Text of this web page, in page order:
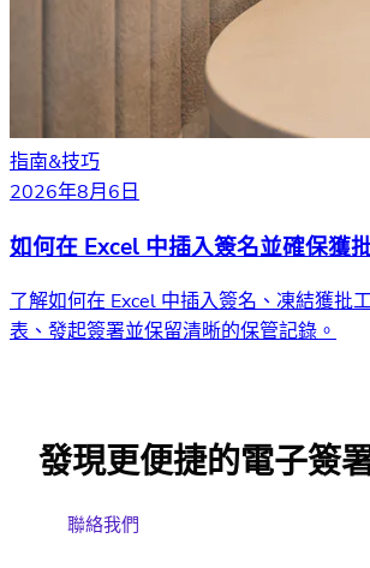
指南&技巧
2026年8月6日
如何在 Excel 中插入簽名並確保獲
了解如何在 Excel 中插入簽名、凍結獲批
表、發起簽署並保留清晰的保管記錄。
發現更便捷的電子簽
聯絡我們